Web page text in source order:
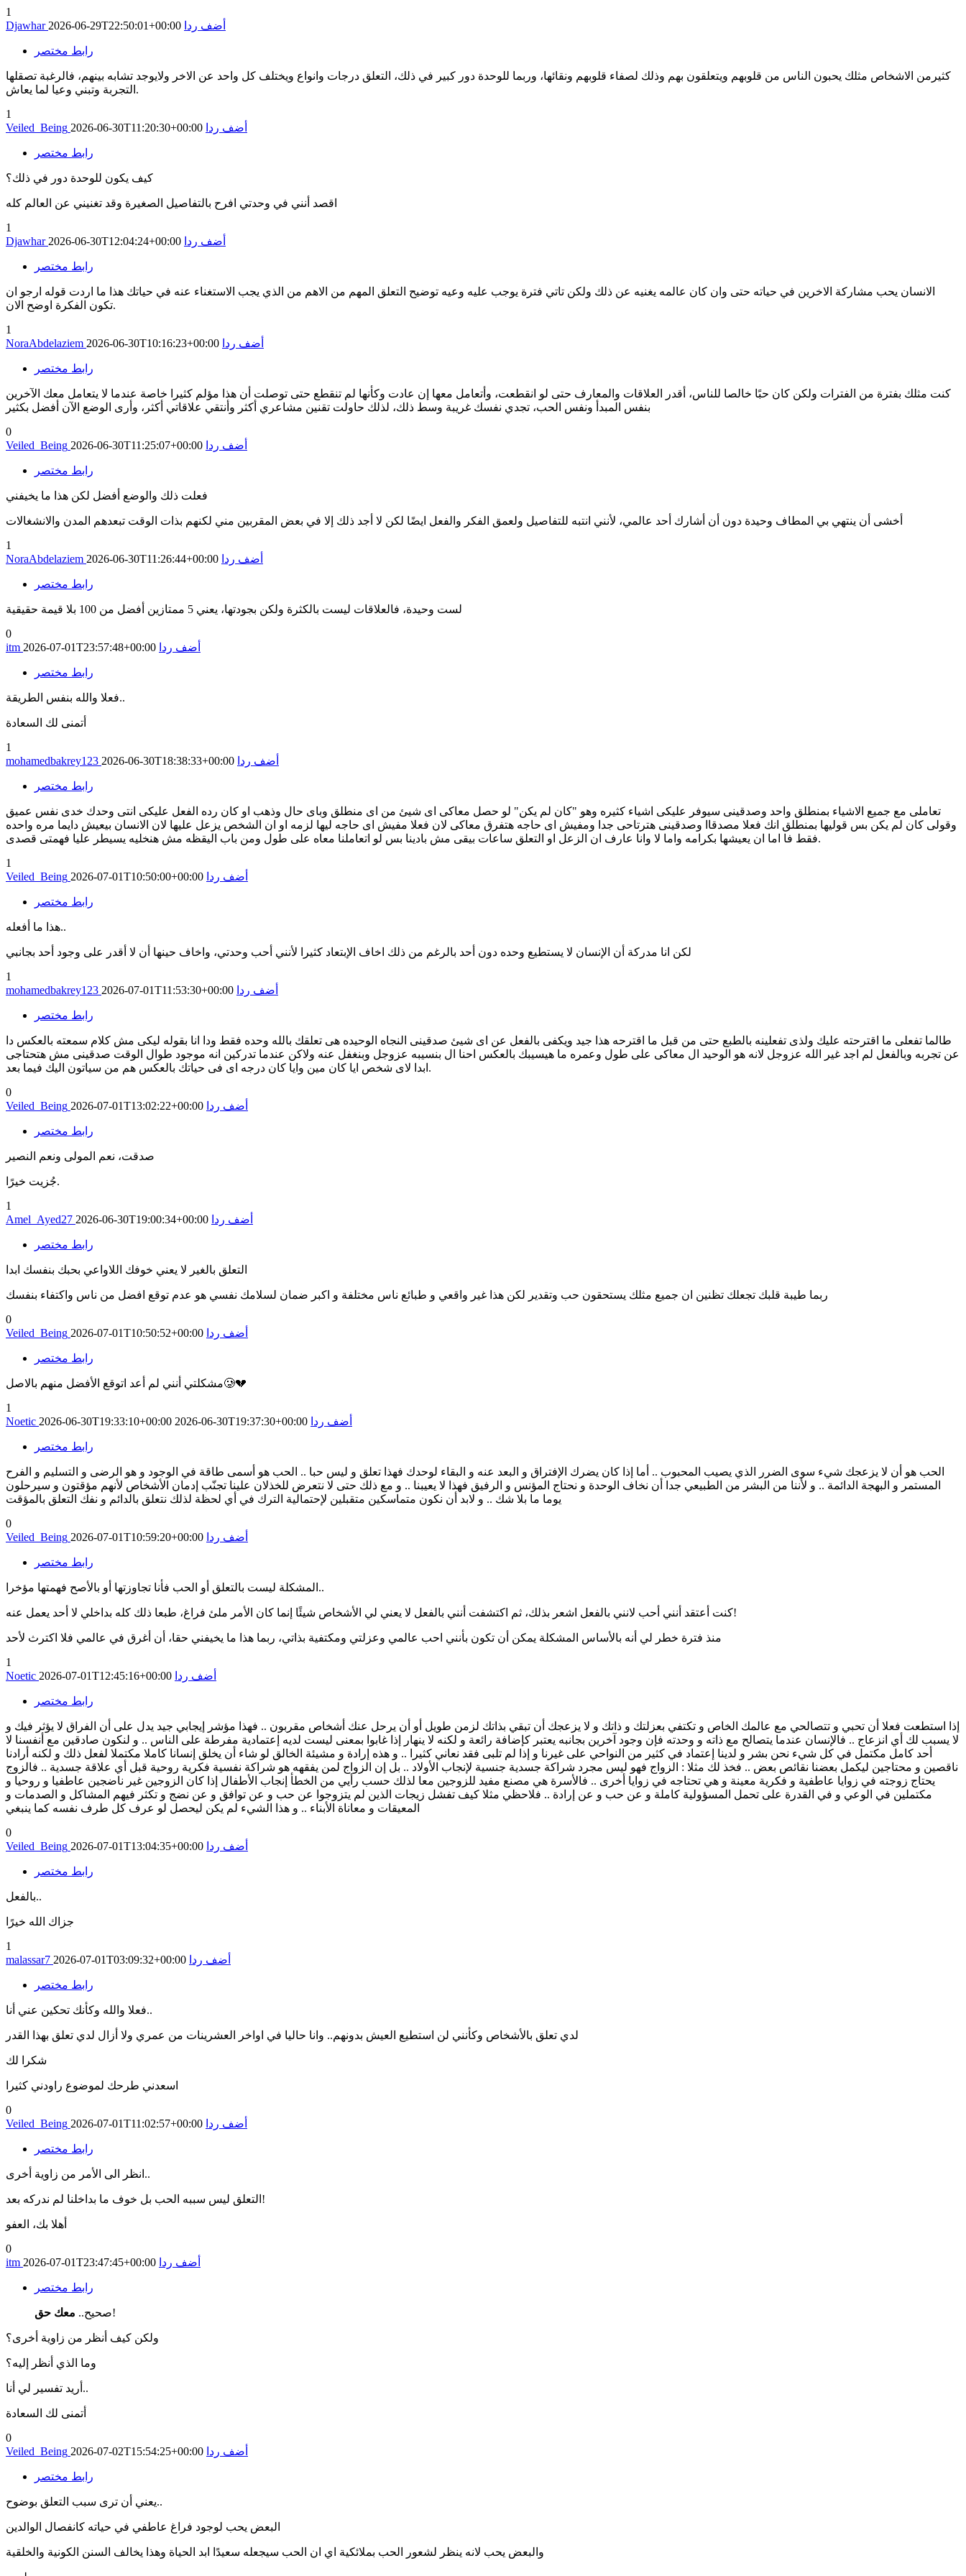
1
Djawhar 2026-06-29T22:50:01+00:00 أضف ردا
رابط مختصر
كثيرمن الاشخاص مثلك يحبون الناس من قلوبهم ويتعلقون بهم وذلك لصفاء قلوبهم ونقائها، وربما للوحدة دور كبير في ذلك، التعلق درجات وانواع ويختلف كل واحد عن الاخر ولايوجد تشابه بينهم، فالرغبة تصقلها
التجربة وتبني وعيا لما يعاش.
1
Veiled_Being 2026-06-30T11:20:30+00:00 أضف ردا
رابط مختصر
كيف يكون للوحدة دور في ذلك؟
اقصد أنني في وحدتي افرح بالتفاصيل الصغيرة وقد تغنيني عن العالم كله
1
Djawhar 2026-06-30T12:04:24+00:00 أضف ردا
رابط مختصر
الانسان يحب مشاركة الاخرين في حياته حتى وان كان عالمه يغنيه عن ذلك ولكن تاتي فترة يوجب عليه وعيه توضيح التعلق المهم من الاهم من الذي يجب الاستغناء عنه في حياتك هذا ما اردت قوله ارجو ان
تكون الفكرة اوضح الان.
1
NoraAbdelaziem 2026-06-30T10:16:23+00:00 أضف ردا
رابط مختصر
كنت مثلك بفترة من الفترات ولكن كان حبًا خالصا للناس، أقدر العلاقات والمعارف حتى لو انقطعت، وأتعامل معها إن عادت وكأنها لم تنقطع حتى توصلت أن هذا مؤلم كثيرا خاصة عندما لا يتعامل معك الآخرين
بنفس المبدأ ونفس الحب، تجدي نفسك غريبة وسط ذلك، لذلك حاولت تقنين مشاعري أكثر وأنتقي علاقاتي أكثر، وأرى الوضع الآن أفضل بكثير
0
Veiled_Being 2026-06-30T11:25:07+00:00 أضف ردا
رابط مختصر
فعلت ذلك والوضع أفضل لكن هذا ما يخيفني
أخشى أن ينتهي بي المطاف وحيدة دون أن أشارك أحد عالمي، لأنني انتبه للتفاصيل ولعمق الفكر والفعل ايضًا لكن لا أجد ذلك إلا في بعض المقربين مني لكنهم بذات الوقت تبعدهم المدن والانشغالات
1
NoraAbdelaziem 2026-06-30T11:26:44+00:00 أضف ردا
رابط مختصر
لست وحيدة، فالعلاقات ليست بالكثرة ولكن بجودتها، يعني 5 ممتازين أفضل من 100 بلا قيمة حقيقية
0
itm 2026-07-01T23:57:48+00:00 أضف ردا
رابط مختصر
فعلا والله بنفس الطريقة..
أتمنى لك السعادة
1
mohamedbakrey123 2026-06-30T18:38:33+00:00 أضف ردا
رابط مختصر
تعاملى مع جميع الاشياء بمنطلق واحد وصدقينى سيوفر عليكى اشياء كثيره وهو "كان لم يكن" لو حصل معاكى اى شيئ من اى منطلق وباى حال وذهب او كان رده الفعل عليكى انتى وحدك خدى نفس عميق
وقولى كان لم يكن بس قوليها بمنطلق انك فعلا مصدقاا وصدقينى هترتاحى جدا ومفيش اى حاجه هتفرق معاكى لان فعلا مفيش اى حاجه ليها لزمه او ان الشخص يزعل عليها لان الانسان بيعيش دايما مره واحده
فقط فا اما ان يعيشها بكرامه واما لا وانا عارف ان الزعل او التعلق ساعات بيقى مش بادينا بس لو اتعاملنا معاه على طول ومن باب اليقظه مش هنخليه يسيطر عليا فهمتى قصدى.
1
Veiled_Being 2026-07-01T10:50:00+00:00 أضف ردا
رابط مختصر
هذا ما أفعله..
لكن انا مدركة أن الإنسان لا يستطيع وحده دون أحد بالرغم من ذلك اخاف الإبتعاد كثيرا لأنني أحب وحدتي، واخاف حينها أن لا أقدر على وجود أحد بجانبي
1
mohamedbakrey123 2026-07-01T11:53:30+00:00 أضف ردا
رابط مختصر
طالما تفعلى ما اقترحته عليك ولذى تفعلينه بالطبع حتى من قبل ما اقترحه هذا جيد ويكفى بالفعل عن اى شيئ صدقينى النجاه الوحيده هى تعلقك بالله وحده فقط ودا انا بقوله ليكى مش كلام سمعته بالعكس دا
عن تجربه وبالفعل لم اجد غير الله عزوجل لانه هو الوحيد ال معاكى على طول وعمره ما هيسيبك بالعكس احنا ال بنسيبه عزوجل وبنغفل عنه ولاكن عندما تدركين انه موجود طوال الوقت صدقينى مش هتحتاجى
ابدا لاى شخص ايا كان مين وايا كان درجه اى فى حياتك بالعكس هم من سياتون اليك فيما بعد.
0
Veiled_Being 2026-07-01T13:02:22+00:00 أضف ردا
رابط مختصر
صدقت، نعم المولى ونعم النصير
جُزيت خيرًا.
1
Amel_Ayed27 2026-06-30T19:00:34+00:00 أضف ردا
رابط مختصر
التعلق بالغير لا يعني خوفك اللاواعي بحبك بنفسك ابدا
ربما طيبة قلبك تجعلك تظنين ان جميع مثلك يستحقون حب وتقدير لكن هذا غير واقعي و طبائع ناس مختلفة و اكبر ضمان لسلامك نفسي هو عدم توقع افضل من ناس واكتفاء بنفسك
0
Veiled_Being 2026-07-01T10:50:52+00:00 أضف ردا
رابط مختصر
مشكلتي أنني لم أعد اتوقع الأفضل منهم بالاصل🥲💔
1
Noetic 2026-06-30T19:33:10+00:00 2026-06-30T19:37:30+00:00 أضف ردا
رابط مختصر
الحب هو أن لا يزعجك شيء سوى الضرر الذي يصيب المحبوب .. أما إذا كان يضرك الإفتراق و البعد عنه و البقاء لوحدك فهذا تعلق و ليس حبا .. الحب هو أسمى طاقة في الوجود و هو الرضى و التسليم و الفرح
المستمر و البهجة الدائمة .. و لأننا من البشر من الطبيعي جدا أن نخاف الوحدة و نحتاج المؤنس و الرفيق فهذا لا يعيبنا .. و مع ذلك حتى لا نتعرض للخذلان علينا تجنّب إدمان الأشخاص لأنهم مؤقتون و سيرحلون
يوما ما بلا شك .. و لابد أن نكون متماسكين متقبلين لإحتمالية الترك في أي لحظة لذلك نتعلق بالدائم و نفك التعلق بالمؤقت
0
Veiled_Being 2026-07-01T10:59:20+00:00 أضف ردا
رابط مختصر
المشكلة ليست بالتعلق أو الحب فأنا تجاوزتها أو بالأصح فهمتها مؤخرا..
كنت أعتقد أنني أحب لانني بالفعل اشعر بذلك، ثم اكتشفت أنني بالفعل لا يعني لي الأشخاص شيئًا إنما كان الأمر ملئ فراغ، طبعا ذلك كله بداخلي لا أحد يعمل عنه!
منذ فترة خطر لي أنه بالأساس المشكلة يمكن أن تكون بأنني احب عالمي وعزلتي ومكتفية بذاتي، ربما هذا ما يخيفني حقا، أن أغرق في عالمي فلا اكترث لأحد
1
Noetic 2026-07-01T12:45:16+00:00 أضف ردا
رابط مختصر
إذا استطعت فعلا أن تحبي و تتصالحي مع عالمك الخاص و تكتفي بعزلتك و ذاتك و لا يزعجك أن تبقي بذاتك لزمن طويل أو أن يرحل عنك أشخاص مقربون .. فهذا مؤشر إيجابي جيد يدل على أن الفراق لا يؤثر فيك و
لا يسبب لك أي انزعاج .. فالإنسان عندما يتصالح مع ذاته و وحدته فإن وجود آخرين بجانبه يعتبر كإضافة رائعة و لكنه لا ينهار إذا غابوا بمعنى ليست لديه إعتمادية مفرطة على الناس .. و لنكون صادقين مع أنفسنا لا
أحد كامل مكتمل في كل شيء نحن بشر و لدينا إعتماد في كثير من النواحي على غيرنا و إذا لم تلبى فقد نعاني كثيرا .. و هذه إرادة و مشيئة الخالق لو شاء أن يخلق إنسانا كاملا مكتملا لفعل ذلك و لكنه أرادنا
ناقصين و محتاجين ليكمل بعضنا نقائص بعض .. فخذ لك مثلا : الزواج فهو ليس مجرد شراكة جسدية جنسية لإنجاب الأولاد .. بل إن الزواج لمن يفقهه هو شراكة نفسية فكرية روحية قبل أي علاقة جسدية .. فالزوج
يحتاج زوجته في زوايا عاطفية و فكرية معينة و هي تحتاجه في زوايا أخرى .. فالأسرة هي مصنع مفيد للزوجين معا لذلك حسب رأيي من الخطأ إنجاب الأطفال إذا كان الزوجين غير ناضجين عاطفيا و روحيا و
مكتملين في الوعي و في القدرة على تحمل المسؤولية كاملة و عن حب و عن إرادة .. فلاحظي مثلا كيف تفشل زيجات الذين لم يتزوجوا عن حب و عن توافق و عن نضج و تكثر فيهم المشاكل و الصدمات و
المعيقات و معاناة الأبناء .. و هذا الشيء لم يكن ليحصل لو عرف كل طرف نفسه كما ينبغي
0
Veiled_Being 2026-07-01T13:04:35+00:00 أضف ردا
رابط مختصر
بالفعل..
جزاك الله خيرًا
1
malassar7 2026-07-01T03:09:32+00:00 أضف ردا
رابط مختصر
فعلا والله وكأنك تحكين عني أنا..
لدي تعلق بالأشخاص وكأنني لن استطيع العيش بدونهم.. وانا حاليا في اواخر العشرينات من عمري ولا أزال لدي تعلق بهذا القدر
شكرا لك
اسعدني طرحك لموضوع راودني كثيرا
0
Veiled_Being 2026-07-01T11:02:57+00:00 أضف ردا
رابط مختصر
انظر الى الأمر من زاوية أخرى..
التعلق ليس سببه الحب بل خوف ما بداخلنا لم ندركه بعد!
أهلا بك، العفو
0
itm 2026-07-01T23:47:45+00:00 أضف ردا
رابط مختصر
صحيح.. معك حق !
ولكن كيف أنظر من زاوية أخرى؟
وما الذي أنظر إليه؟
أريد تفسير لي أنا..
أتمنى لك السعادة
0
Veiled_Being 2026-07-02T15:54:25+00:00 أضف ردا
رابط مختصر
يعني أن ترى سبب التعلق بوضوح..
البعض يحب لوجود فراغ عاطفي في حياته كانفصال الوالدين
والبعض يحب لانه ينظر لشعور الحب بملائكية اي ان الحب سيجعله سعيدًا ابد الحياة وهذا يخالف السنن الكونية والخلقية